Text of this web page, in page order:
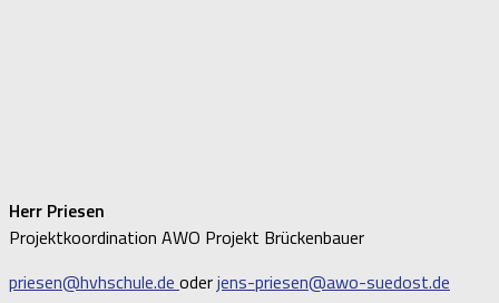
Herr Priesen
Projektkoordination AWO Projekt Brückenbauer
priesen@hvhschule.de oderjens-priesen@awo-suedost.de